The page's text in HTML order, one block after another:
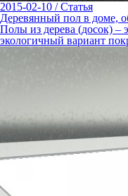
2015-02-10 / Статья
Деревянный пол в доме,
Полы из дерева (досок) –
экологичный вариант